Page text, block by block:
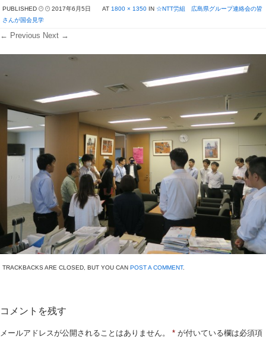
PUBLISHED 2017年6月5日 AT 1800 × 1350 IN ☆NTT労組 広島県グループ連絡会の皆
さんが国会見学
← Previous Next →
TRACKBACKS ARE CLOSED, BUT YOU CAN POST A COMMENT.
コメントを残す
メールアドレスが公開されることはありません。 * が付いている欄は必須項